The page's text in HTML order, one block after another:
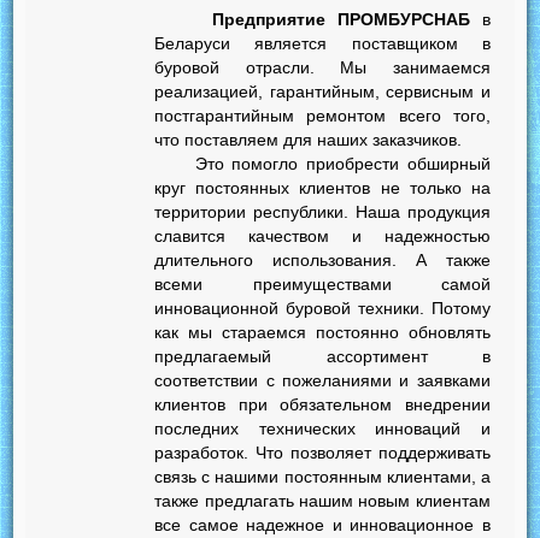
Предприятие ПРОМБУРСНАБ в
Беларуси является поставщиком в
буровой отрасли. Мы занимаемся
реализацией, гарантийным, сервисным и
постгарантийным ремонтом всего того,
что поставляем для наших заказчиков.
Это помогло приобрести обширный
круг постоянных клиентов не только на
территории республики. Наша продукция
славится качеством и надежностью
длительного использования. А также
всеми преимуществами самой
инновационной буровой техники. Потому
как мы стараемся постоянно обновлять
предлагаемый ассортимент в
соответствии с пожеланиями и заявками
клиентов при обязательном внедрении
последних технических инноваций и
разработок. Что позволяет поддерживать
связь с нашими постоянным клиентами, а
также предлагать нашим новым клиентам
все самое надежное и инновационное в